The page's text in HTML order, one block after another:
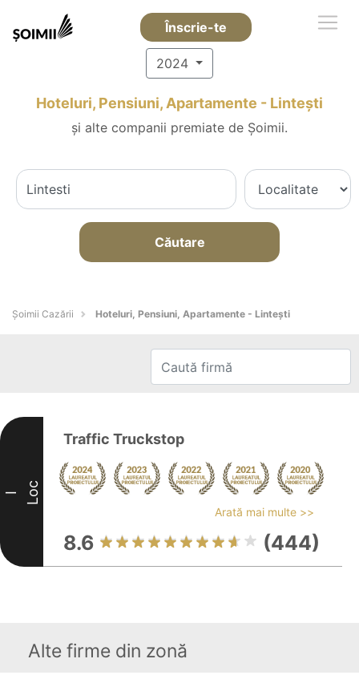
Înscrie-te
2024
Hoteluri, Pensiuni, Apartamente - Linteşti
și alte companii premiate de Șoimii.
Căutare
Șoimii Cazării Hoteluri, Pensiuni, Apartamente - Linteşti
I Loc
Traffic Truckstop
Arată mai multe >>
8.6 (444)
Alte firme din zonă